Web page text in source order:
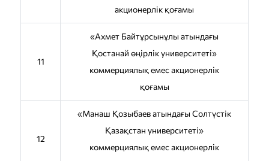
акционерлік қоғамы
11
«Ахмет Байтұрсынұлы атындағы
Қостанай өңірлік университеті»
коммерциялық емес акционерлік
қоғамы
12
«Манаш Қозыбаев атындағы Солтүстік
Қазақстан университеті»
коммерциялық емес акционерлік